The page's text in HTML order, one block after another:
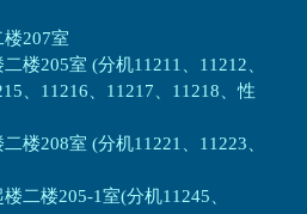
207室
楼205室 (分机11211、11212、
、11216、11217、11218、性
楼208室 (分机11221、11223、
楼二楼205-1室(分机11245、